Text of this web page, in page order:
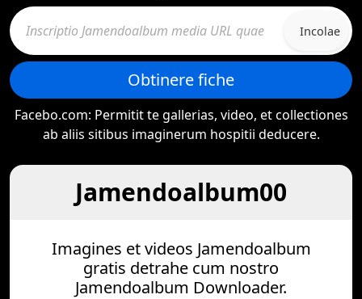
Incolae
Obtinere fiche
Facebo.com: Permitit te gallerias, video, et collectiones
ab aliis sitibus imaginerum hospitii deducere.
Jamendoalbum00
Imagines et videos Jamendoalbum
gratis detrahe cum nostro
Jamendoalbum Downloader.